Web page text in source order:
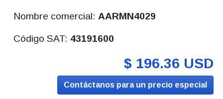
Nombre comercial: AARMN4029
Código SAT: 43191600
$ 196.36 USD
Contáctanos para un precio especial